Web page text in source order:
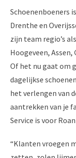
Schoenenboeners
Drenthe en
zijn team regio’s
Hoogeveen,
Of het nu gaat om
dagelijkse
het verlengen van
aantrekken van je
Service is voor
“Klanten vroegen